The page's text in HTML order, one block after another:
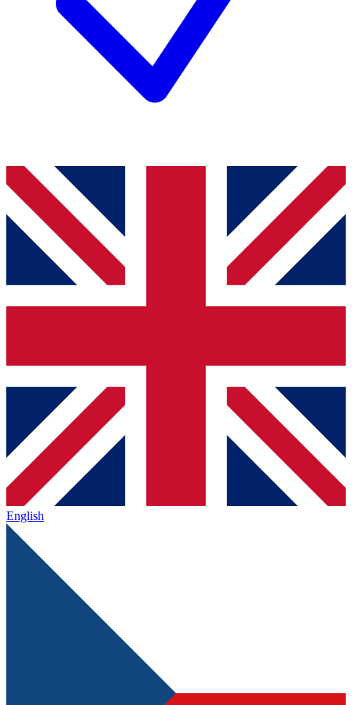
English